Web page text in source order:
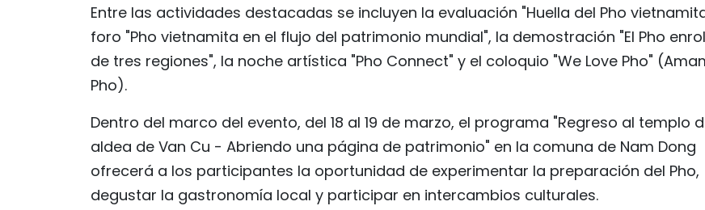
Entre las actividades destacadas se incluyen la evaluación "Huella del Pho
foro "Pho vietnamita en el flujo del patrimonio mundial", la demostración "El Pho
de tres regiones", la noche artística "Pho Connect" y el coloquio "We Love Pho"
Pho).
Dentro del marco del evento, del 18 al 19 de marzo, el programa "Regreso al templo
aldea de Van Cu - Abriendo una página de patrimonio" en la comuna de Nam Dong
ofrecerá a los participantes la oportunidad de experimentar la preparación del Pho,
degustar la gastronomía local y participar en intercambios culturales.